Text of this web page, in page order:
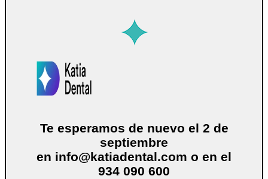
Te esperamos de nuevo el 2 de
septiembre
en info@katiadental.com o en el
934 090 600